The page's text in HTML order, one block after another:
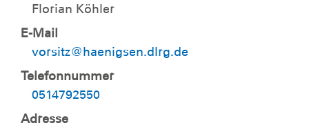
Florian Köhler
E-Mail
vorsitz@haenigsen.dlrg.de
Telefonnummer
0514792550
Adresse